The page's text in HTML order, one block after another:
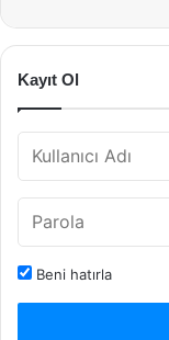
Kayıt Ol
Beni hatırla